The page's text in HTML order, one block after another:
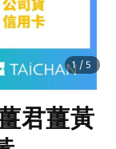
1 /5
君薑黃